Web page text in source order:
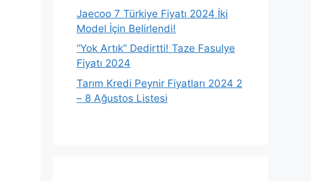
Jaecoo 7 Türkiye Fiyatı 2024 İki
Model İçin Belirlendi!
“Yok Artık” Dedirtti! Taze Fasulye
Fiyatı 2024
Tarım Kredi Peynir Fiyatları 2024 2
– 8 Ağustos Listesi